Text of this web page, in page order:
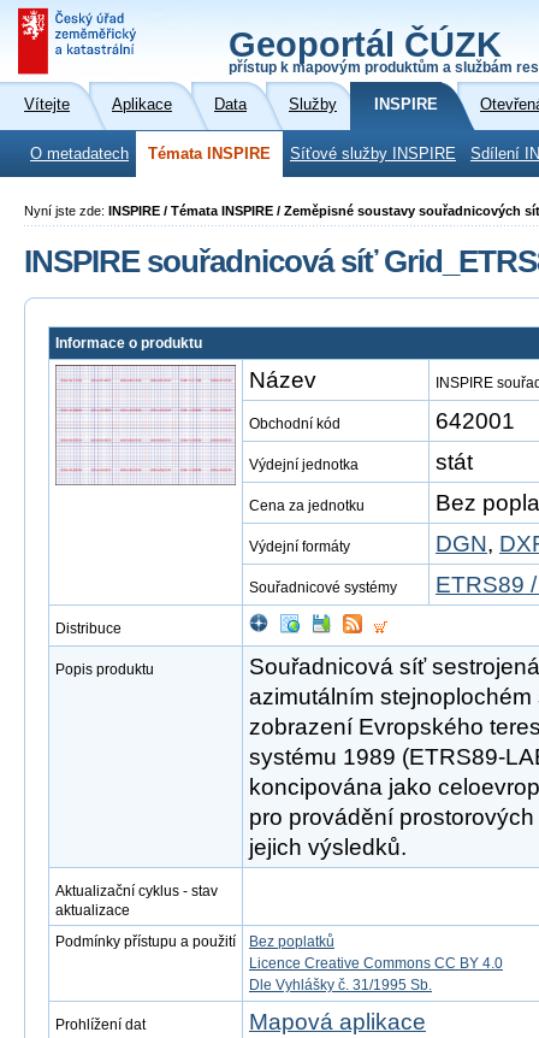
Geoportál ČÚZK
přístup k mapovým produktům a službám
Vítejte Aplikace Data Služby INSPIRE
O metadatech Témata INSPIRE Síťové služby INSPIRE Sdílení
Nyní jste zde: INSPIRE / Témata INSPIRE / Zeměpisné soustavy souřadnicových
INSPIRE souřadnicová síť
Informace o produktu
Název INSPIRE
Obchodní kód 642001
Výdejní jednotka stát
Cena za jednotku Bez
Výdejní formáty DGN,
Souřadnicové systémy ETRS89
Distribuce
Popis produktu
Souřadnicová síť
azimutálním
zobrazení Evropského
systému 1989 (ETRS89-
koncipována jako
pro provádění
jejich výsledků.
Aktualizační cyklus - stav
aktualizace
Podmínky přístupu a použití
Bez poplatků
Licence Creative Commons CC BY 4.0
Dle Vyhlášky č. 31/1995 Sb.
Prohlížení dat
Mapová aplikace